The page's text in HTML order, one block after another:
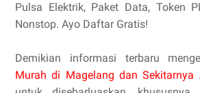
Pulsa Elektrik, Paket Data, Token
Nonstop. Ayo Daftar Gratis!
Demikian informasi terbaru
Murah di Magelang dan Sekitarnya